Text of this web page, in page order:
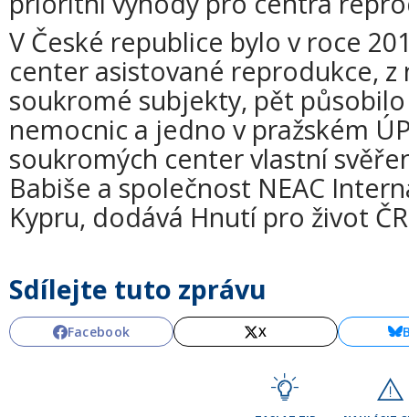
V České republice bylo v roce
center asistované reprodukce, z
soukromé subjekty, pět
nemocnic a jedno v pražském
soukromých center vlastní
Babiše a společnost NEAC
Kypru, dodává Hnutí pro život
Sdílejte tuto zprávu
Facebook X